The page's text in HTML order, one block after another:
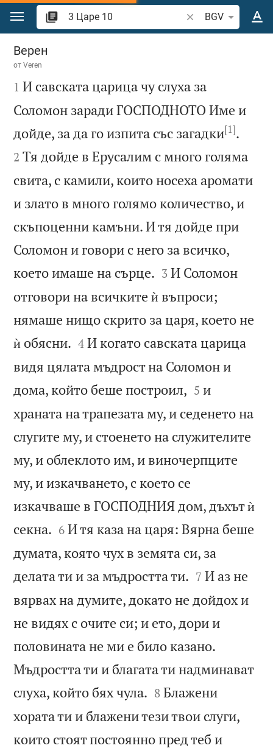
Преминете към съдържанието
Търсете стих или
BGV
3 Царе 10
Верен
отVeren

1 И савската царица чу слуха за
Соломон заради ГОСПОДНОТО Име и
дойде, за да го изпита със загадки[1].
2 Тя дойде в Ерусалим с много голяма
свита, с камили, които носеха аромати
и злато в много голямо количество, и
скъпоценни камъни. И тя дойде при
Соломон и говори с него за всичко,
което имаше на сърце. 

3 И Соломон
отговори на всичките ѝ въпроси;
нямаше нищо скрито за царя, което не
ѝ обясни. 

4 И когато савската царица
видя цялата мъдрост на Соломон и
дома, който беше построил, 

5 и
храната на трапезата му, и седенето на
слугите му, и стоенето на служителите
му, и облеклото им, и виночерпците
му, и изкачването, с което се
изкачваше в ГОСПОДНИЯ дом, дъхът ѝ
секна. 

6 И тя каза на царя: Вярна беше
думата, която чух в земята си, за
делата ти и за мъдростта ти. 

7 И аз не
вярвах на думите, докато не дойдох и
не видях с очите си; и ето, дори и
половината не ми е било казано.
Мъдростта ти и благата ти надминават
слуха, който бях чула. 

8 Блажени
хората ти и блажени тези твои слуги,
които стоят постоянно пред теб и